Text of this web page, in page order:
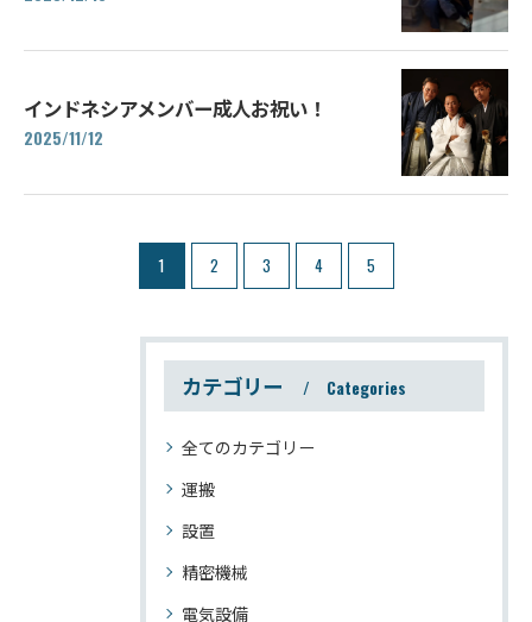
インドネシアメンバー成人お祝い！
2025/11/12
1 2 3 4 5
カテゴリー Categories
全てのカテゴリー
運搬
設置
精密機械
電気設備